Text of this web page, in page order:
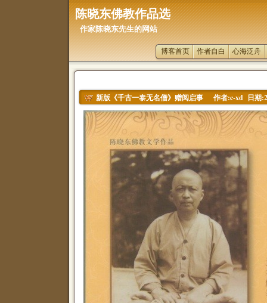
陈晓东佛教作品选
作家陈晓东先生的网站
博客首页 作者自白 心海泛舟
新版《千古一泰无名僧》赠阅启事 作者:c-xd 日期